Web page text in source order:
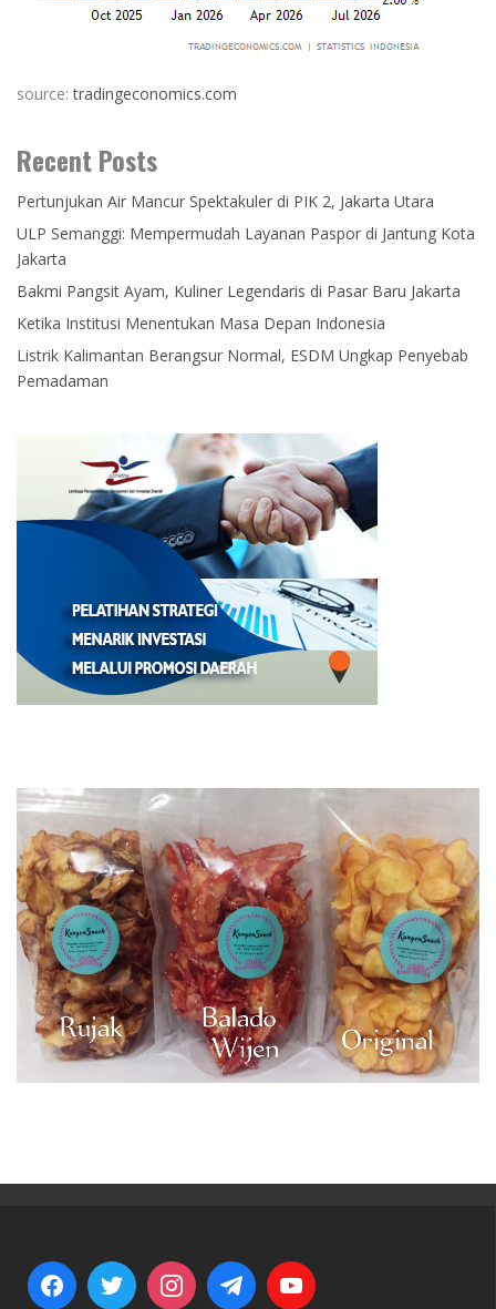
source:tradingeconomics.com
Recent Posts
Pertunjukan Air Mancur Spektakuler di PIK 2, Jakarta Utara
ULP Semanggi: Mempermudah Layanan Paspor di Jantung Kota
Jakarta
Bakmi Pangsit Ayam, Kuliner Legendaris di Pasar Baru Jakarta
Ketika Institusi Menentukan Masa Depan Indonesia
Listrik Kalimantan Berangsur Normal, ESDM Ungkap Penyebab
Pemadaman